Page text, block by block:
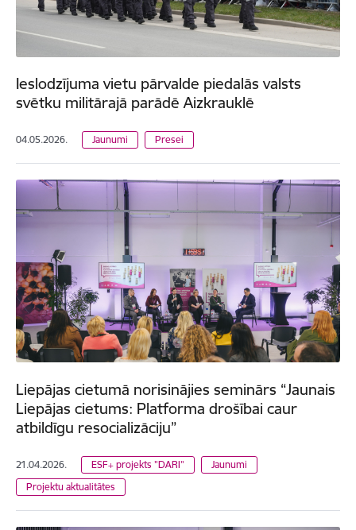
Ieslodzījuma vietu pārvalde piedalās valsts
svētku militārajā parādē Aizkrauklē
04.05.2026. Jaunumi Presei
Liepājas cietumā norisinājies seminārs “Jaunais
Liepājas cietums: Platforma drošībai caur
atbildīgu resocializāciju”
21.04.2026. ESF+ projekts "DARI"
Jaunumi
Projektu aktualitātes